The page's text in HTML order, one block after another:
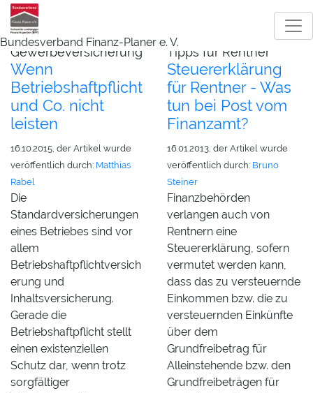
Bundesverband Finanz-Planer e. V.
Gewerbeversicherung
Wenn
Betriebshaftpflicht
und Co. nicht
leisten
16.10.2015, der Artikel wurde
veröffentlich durch: Matthias
Rabel
Die
Standardversicherungen
eines Betriebes sind vor
allem
Betriebshaftpflichtversich
erung und
Inhaltsversicherung.
Gerade die
Betriebshaftpflicht stellt
einen existenziellen
Schutz dar, wenn trotz
sorgfältiger
Tipps für Rentner
Steuererklärung
für Rentner - Was
tun bei Post vom
Finanzamt?
16.01.2013, der Artikel wurde
veröffentlich durch: Bruno
Steiner
Finanzbehörden
verlangen auch von
Rentnern eine
Steuererklärung, sofern
vermutet werden kann,
dass das zu versteuernde
Einkommen bzw. die zu
versteuernden Einkünfte
über dem
Grundfreibetrag für
Alleinstehende bzw. den
Grundfreibeträgen für